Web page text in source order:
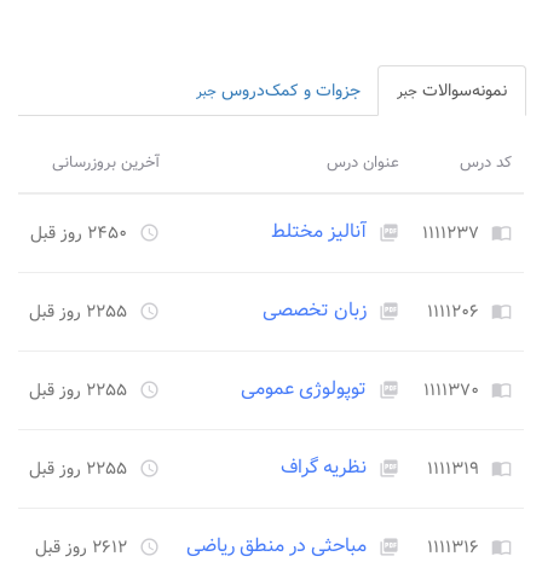
نمونه‌سوالات جبر جزوات و کمک‌دروس جبر
کد درس عنوان درس آخرین بروزرسانی
import_contacts ۱۱۱۱۲۳۷ picture_as_pdf آنالیز مختلط access_time ۲۴۵۰ روز قبل
import_contacts ۱۱۱۱۲۰۶ picture_as_pdf زبان تخصصی access_time ۲۲۵۵ روز قبل
import_contacts ۱۱۱۱۳۷۰ picture_as_pdf توپولوژی عمومی access_time ۲۲۵۵ روز قبل
import_contacts ۱۱۱۱۳۱۹ picture_as_pdf نظریه گراف access_time ۲۲۵۵ روز قبل
import_contacts ۱۱۱۱۳۱۶ picture_as_pdf مباحثی در منطق ریاضی access_time ۲۶۱۲ روز قبل